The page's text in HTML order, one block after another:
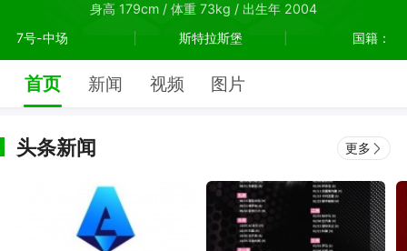
身高 179cm / 体重 73kg / 出生年 2004
7号-中场
斯特拉斯堡 国籍：
首页 新闻 视频 图片
头条新闻 更多